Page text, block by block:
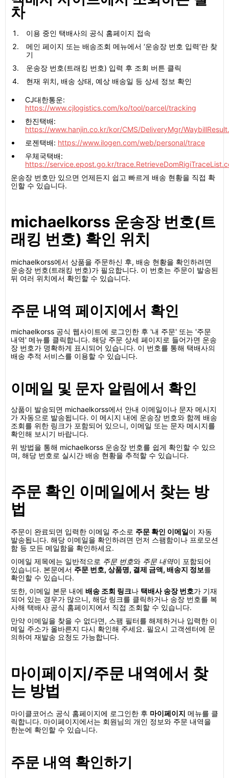
차
이용 중인 택배사의 공식 홈페이지 접속
메인 페이지 또는 배송조회 메뉴에서 ‘운송장 번호 입력’란 찾
기
운송장 번호(트래킹 번호) 입력 후 조회 버튼 클릭
현재 위치, 배송 상태, 예상 배송일 등 상세 정보 확인
CJ대한통운:
https://www.cjlogistics.com/ko/tool/parcel/tracking
한진택배:
https://www.hanjin.co.kr/kor/CMS/DeliveryMgr/
로젠택배: https://www.ilogen.com/web/personal/trace
우체국택배:
https://service.epost.go.kr/
운송장 번호만 있으면 언제든지 쉽고 빠르게 배송 현황을 직접 확
인할 수 있습니다.
michaelkorss 운송장 번호(트
래킹 번호) 확인 위치
michaelkorss에서 상품을 주문하신 후, 배송 현황을 확인하려면
운송장 번호(트래킹 번호)가 필요합니다. 이 번호는 주문이 발송된
뒤 여러 위치에서 확인할 수 있습니다.
주문 내역 페이지에서 확인
michaelkorss 공식 웹사이트에 로그인한 후 '내 주문' 또는 '주문
내역' 메뉴를 클릭합니다. 해당 주문 상세 페이지로 들어가면 운송
장 번호가 명확하게 표시되어 있습니다. 이 번호를 통해 택배사의
배송 추적 서비스를 이용할 수 있습니다.
이메일 및 문자 알림에서 확인
상품이 발송되면 michaelkorss에서 안내 이메일이나 문자 메시지
가 자동으로 발송됩니다. 이 메시지 내에 운송장 번호와 함께 배송
조회를 위한 링크가 포함되어 있으니, 이메일 또는 문자 메시지를
확인해 보시기 바랍니다.
위 방법을 통해 michaelkorss 운송장 번호를 쉽게 확인할 수 있으
며, 해당 번호로 실시간 배송 현황을 추적할 수 있습니다.
주문 확인 이메일에서 찾는 방
법
주문이 완료되면 입력한 이메일 주소로 주문 확인 이메일이 자동
발송됩니다. 해당 이메일을 확인하려면 먼저 스팸함이나 프로모션
함 등 모든 메일함을 확인하세요.
이메일 제목에는 일반적으로 주문 번호와 주문 내역이 포함되어
있습니다. 본문에서 주문 번호, 상품명, 결제 금액, 배송지 정보를
확인할 수 있습니다.
또한, 이메일 본문 내에 배송 조회 링크나 택배사 송장 번호가 기재
되어 있는 경우가 많으니, 해당 링크를 클릭하거나 송장 번호를 복
사해 택배사 공식 홈페이지에서 직접 조회할 수 있습니다.
만약 이메일을 찾을 수 없다면, 스팸 필터를 해제하거나 입력한 이
메일 주소가 올바른지 다시 확인해 주세요. 필요시 고객센터에 문
의하여 재발송 요청도 가능합니다.
마이페이지/주문 내역에서 찾
는 방법
마이클코어스 공식 홈페이지에 로그인한 후 마이페이지 메뉴를 클
릭합니다. 마이페이지에서는 회원님의 개인 정보와 주문 내역을
한눈에 확인할 수 있습니다.
주문 내역 확인하기